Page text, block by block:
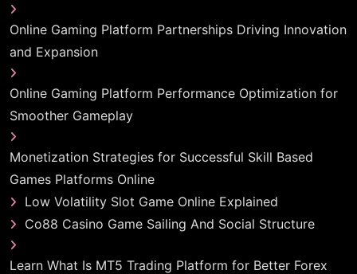
Online Gaming Platform Partnerships Driving Innovation
and Expansion
Online Gaming Platform Performance Optimization for
Smoother Gameplay
Monetization Strategies for Successful Skill Based
Games Platforms Online
Low Volatility Slot Game Online Explained
Co88 Casino Game Sailing And Social Structure
Learn What Is MT5 Trading Platform for Better Forex